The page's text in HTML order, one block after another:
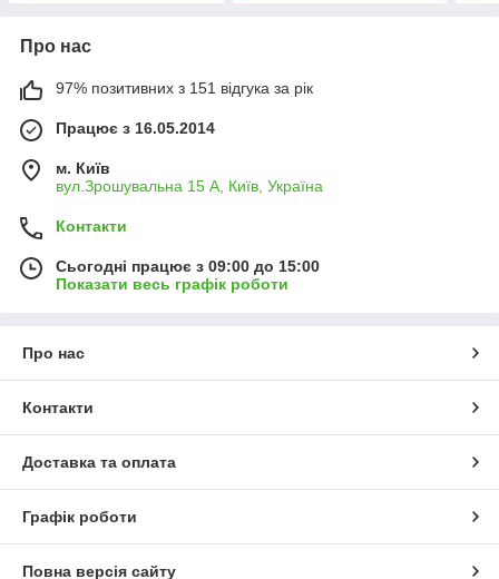
Про нас
97% позитивних з 151 відгука за рік
Працює з 16.05.2014
м. Київ
вул.Зрошувальна 15 А, Київ, Україна
Контакти
Сьогодні працює з 09:00 до 15:00
Показати весь графік роботи
Про нас
Контакти
Доставка та оплата
Графік роботи
Повна версія сайту